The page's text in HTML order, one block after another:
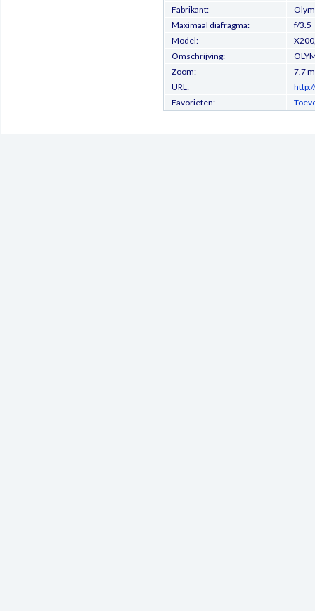
Fabrikant:
Maximaal diafragma:
f/3.5
Model:
Omschrijving:
Zoom:
7.7
URL:
Favorieten: